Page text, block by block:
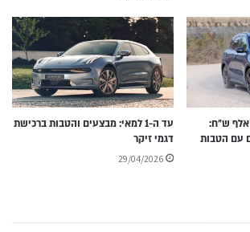
רכב חשמלי חדש ב-135 אלף ש״ח:
עד ה-1 למאי: מבצעים והטבות ברכישת
דגמי זיקר
29/04/2026